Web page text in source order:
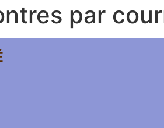
par